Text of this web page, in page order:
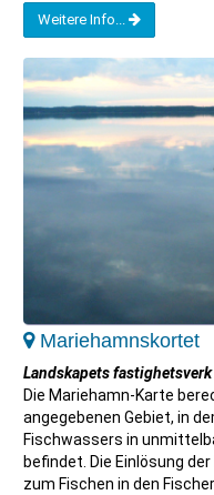
Weitere Info...
Mariehamnskortet
Landskapets fastighetsverk
Die Mariehamn-Karte
angegebenen Gebiet, in
Fischwassers in
befindet. Die Einlösung
zum Fischen in den